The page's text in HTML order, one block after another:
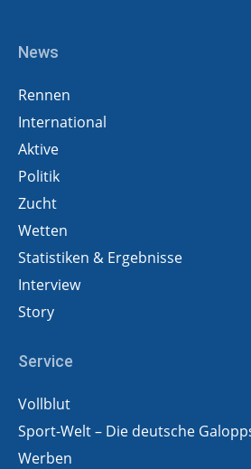
News
Rennen
International
Aktive
Politik
Zucht
Wetten
Statistiken & Ergebnisse
Interview
Story
Service
Vollblut
Sport-Welt – Die deutsche
Werben